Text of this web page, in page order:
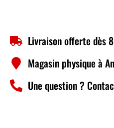
Livraison offerte dès
Magasin physique à
Une question ?